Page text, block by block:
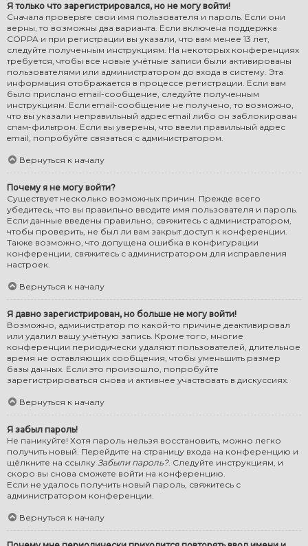
Я только что зарегистрировался, но не могу войти!
Сначала проверьте свои имя пользователя и пароль. Если они
верны, то возможны два варианта. Если включена поддержка
COPPA и при регистрации вы указали, что вам менее 13 лет,
следуйте полученным инструкциям. На некоторых конференциях
требуется, чтобы все новые учётные записи были активированы
пользователями или администратором до входа в систему. Эта
информация отображается в процессе регистрации. Если вам
было прислано email-сообщение, следуйте полученным
инструкциям. Если email-сообщение не получено, то возможно,
что вы указали неправильный адрес email либо он заблокирован
спам-фильтром. Если вы уверены, что ввели правильный адрес
email, попробуйте связаться с администратором.
Вернуться к началу
Почему я не могу войти?
Существует несколько возможных причин. Прежде всего
убедитесь, что вы правильно вводите имя пользователя и пароль.
Если данные введены правильно, свяжитесь с администратором,
чтобы проверить, не был ли вам закрыт доступ к конференции.
Также возможно, что допущена ошибка в конфигурации
конференции, свяжитесь с администратором для исправления
настроек.
Вернуться к началу
Я давно зарегистрирован, но больше не могу войти!
Возможно, администратор по какой-то причине деактивировал
или удалил вашу учётную запись. Кроме того, многие
конференции периодически удаляют пользователей, длительное
время не оставляющих сообщения, чтобы уменьшить размер
базы данных. Если это произошло, попробуйте
зарегистрироваться снова и активнее участвовать в дискуссиях.
Вернуться к началу
Я забыл пароль!
Не паникуйте! Хотя пароль нельзя восстановить, можно легко
получить новый. Перейдите на страницу входа на конференцию и
щёлкните на ссылку Забыли пароль?. Следуйте инструкциям, и
скоро вы снова сможете войти на конференцию.
Если не удалось получить новый пароль, свяжитесь с
администратором конференции.
Вернуться к началу